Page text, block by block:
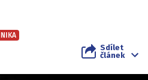
Sdílet
článek